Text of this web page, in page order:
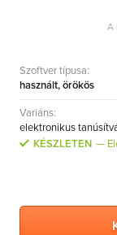
A
Szoftver típusa:
használt, örökös
Variáns:
elektronikus
KÉSZLETEN